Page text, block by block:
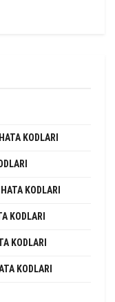
KODLARI
KODLARI
KODLARI
KODLARI
KODLARI